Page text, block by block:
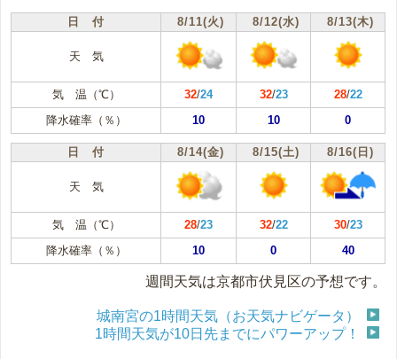
日 付 8/11(火) 8/12(水) 8/13(木)
天 気
気 温（℃） 32/24 32/23 28/22
降水確率（％）
10 10 0
日 付 8/14(金) 8/15(土) 8/16(日)
天 気
気 温（℃） 28/23 32/22 30/23
降水確率（％）
10 0 40
週間天気は京都市伏見区の予想です。
城南宮の1時間天気（お天気ナビゲータ）
1時間天気が10日先までにパワーアップ！